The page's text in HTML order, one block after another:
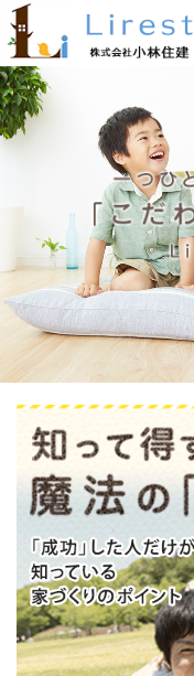
福井市の注文住宅なら小林住建
福井市で安心の一戸建て｜小林住建
福井市で安心の一戸建て｜小林住建